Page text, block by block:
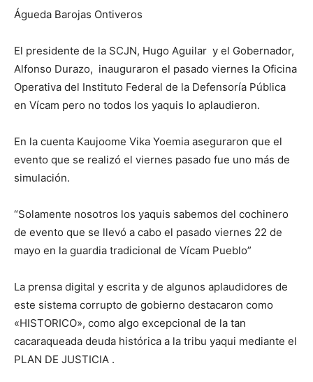
Águeda Barojas Ontiveros
El presidente de la SCJN, Hugo Aguilar y el Gobernador,
Alfonso Durazo, inauguraron el pasado viernes la Oficina
Operativa del Instituto Federal de la Defensoría Pública
en Vícam pero no todos los yaquis lo aplaudieron.
En la cuenta Kaujoome Vika Yoemia aseguraron que el
evento que se realizó el viernes pasado fue uno más de
simulación.
“Solamente nosotros los yaquis sabemos del cochinero
de evento que se llevó a cabo el pasado viernes 22 de
mayo en la guardia tradicional de Vícam Pueblo”
La prensa digital y escrita y de algunos aplaudidores de
este sistema corrupto de gobierno destacaron como
«HISTORICO», como algo excepcional de la tan
cacaraqueada deuda histórica a la tribu yaqui mediante el
PLAN DE JUSTICIA .